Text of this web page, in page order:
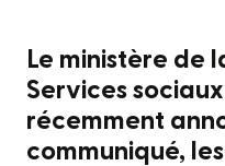
Le ministère de
Services
récemment
communiqué,